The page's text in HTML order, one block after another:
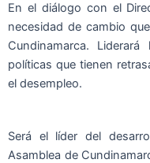
En el diálogo con el
necesidad de cambio
Cundinamarca.
políticas que tienen
el desempleo.
Será el líder del
Asamblea de